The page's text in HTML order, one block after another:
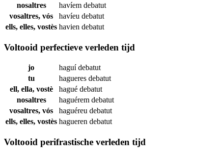
nosaltres
havíem debatut
vosaltres, vós
havíeu debatut
ells, elles, vostès havien debatut
Voltooid perfectieve verleden tijd
jo haguídebatut
tu
hagueres debatut
ell, ella, vostè
hagué debatut
nosaltres
haguérem debatut
vosaltres, vós
haguéreu debatut
ells, elles, vostès hagueren debatut
Voltooid perifrastische verleden tijd